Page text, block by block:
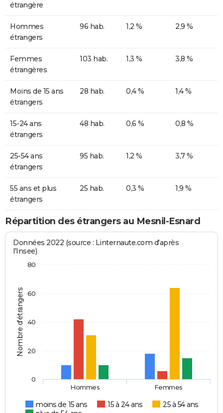
étrangère
Hommes
étrangers
96 hab. 1,2 % 2,9 %
Femmes
étrangères
103 hab. 1,3 % 3,8 %
Moins de 15 ans
étrangers
28 hab. 0,4 % 1,4 %
15-24 ans
étrangers
48 hab. 0,6 % 0,8 %
25-54 ans
étrangers
95 hab. 1,2 % 3,7 %
55 ans et plus
étrangers
25 hab. 0,3 % 1,9 %
Répartition des étrangers au Mesnil-Esnard
Nombre d'étrangers
Données 2022 (source : Linternaute.com d'après
l'Insee)
moins de 15 ans 15 à 24 ans
25 à 54 ans
Hommes Femmes
0
20
40
60
80